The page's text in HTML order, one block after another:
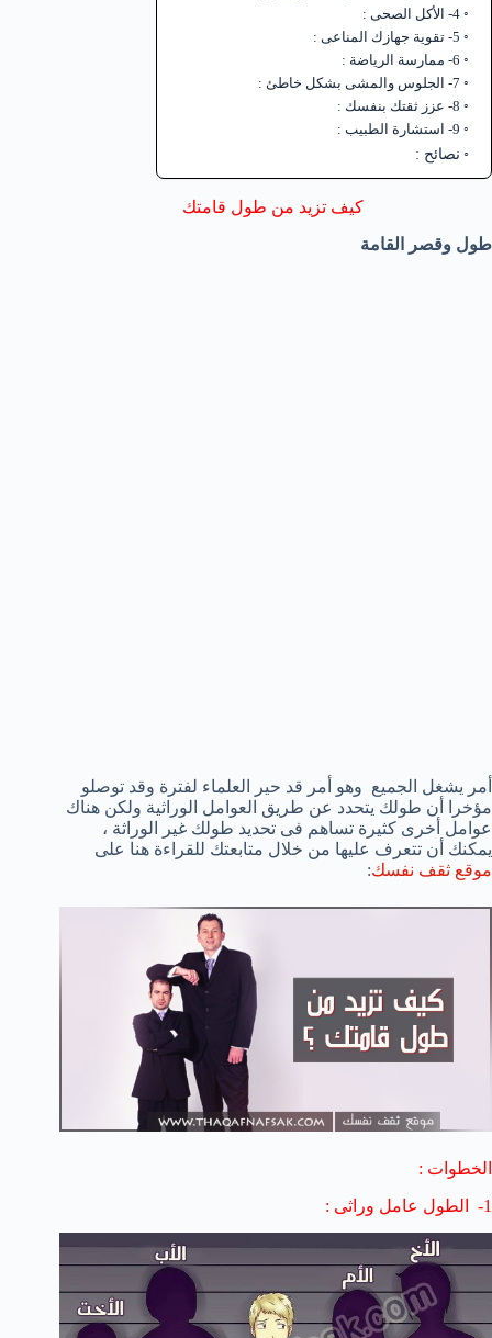
4- الأكل الصحى :
5- تقوية جهازك المناعى :
6- ممارسة الرياضة :
7- الجلوس والمشى بشكل خاطئ :
8- عزز ثقتك بنفسك :
9- استشارة الطبيب :
نصائح :
كيف تزيد من طول قامتك
طول وقصر القامة
أمر يشغل الجميع وهو أمر قد حير العلماء لفترة وقد توصلو
مؤخرا أن طولك يتحدد عن طريق العوامل الوراثية ولكن هناك
عوامل أخرى كثيرة تساهم فى تحديد طولك غير الوراثة ،
يمكنك أن تتعرف عليها من خلال متابعتك للقراءة هنا على
موقع ثقف نفسك:
الخطوات :
1- الطول عامل وراثى :